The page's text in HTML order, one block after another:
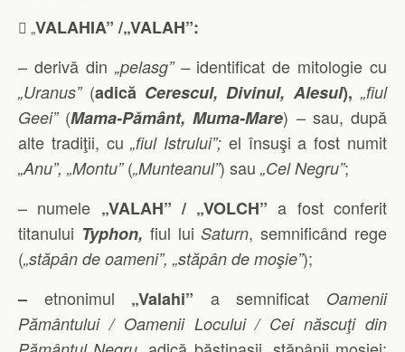
 „VALAHIA” /„VALAH”:
– derivă din „pelasg” –identificat de mitologie cu
„Uranus” (adică Cerescul, Divinul, Alesul), „fiul
Geei”(Mama-Pământ, Muma-Mare) – sau, după
alte tradiţii, cu„fiul Istrului”; el însuşia fost numit
„Anu”, „Montu” („Munteanul”) sau „Cel Negru”;
– numele „VALAH” / „VOLCH” a fost conferit
titanului Typhon, fiul luiSaturn, semnificând rege
(„stăpân de oameni”, „stăpân de moşie”);
– etnonimul „Valahi” a semnificat Oamenii
Pământului / Oamenii Locului / Cei născuţi din